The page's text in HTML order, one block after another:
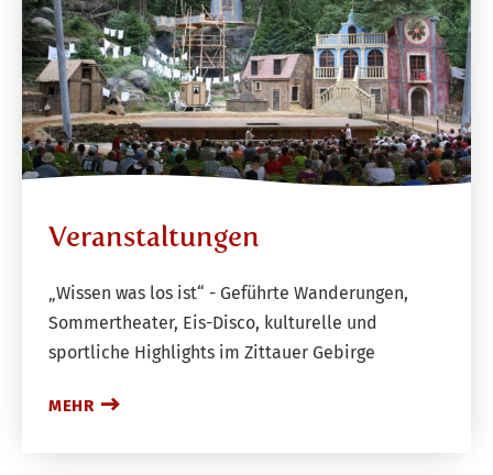
Veranstaltungen
„Wissen was los ist“ - Geführte Wanderungen,
Sommertheater, Eis-Disco, kulturelle und
sportliche Highlights im Zittauer Gebirge
MEHR